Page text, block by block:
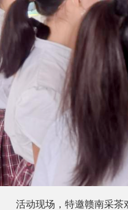
活动现场，特邀赣南采茶